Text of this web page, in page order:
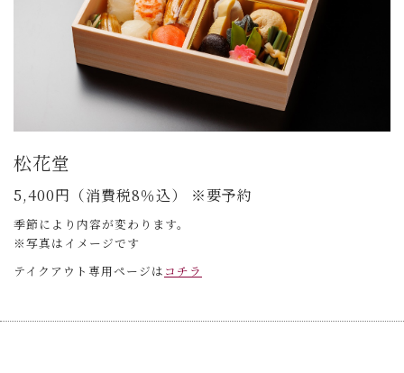
松花堂
5,400円（消費税8％込） ※要予約
季節により内容が変わります。
※写真はイメージです
テイクアウト専用ページは コチラ